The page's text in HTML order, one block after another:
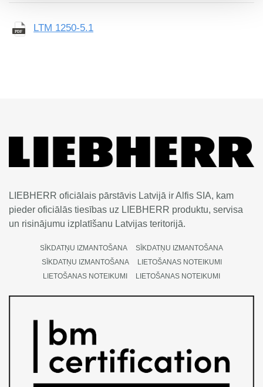
LTM 1250-5.1
LIEBHERR oficiālais pārstāvis Latvijā ir Alfis SIA, kam
pieder oficiālās tiesības uz LIEBHERR produktu, servisa
un risinājumu izplatīšanu Latvijas teritorijā.
SĪKDATŅU IZMANTOŠANA
SĪKDATŅU IZMANTOŠANA
SĪKDATŅU IZMANTOŠANA
LIETOŠANAS NOTEIKUMI
LIETOŠANAS NOTEIKUMI
LIETOŠANAS NOTEIKUMI